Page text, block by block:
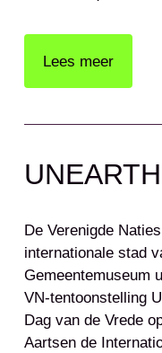
Lees meer
UNEARTH
De Verenigde
internationale stad
Gemeentemuseum
VN-tentoonstelling
Dag van de Vrede
Aartsen de